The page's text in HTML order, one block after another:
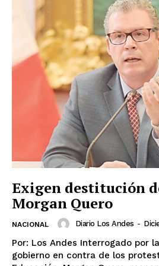
SUSCRIBETE
Exigen destitución
Morgan Quero
NACIONAL Diario Los Andes -
Por: Los Andes Interrogado por las matanzas del
gobierno en contra de los